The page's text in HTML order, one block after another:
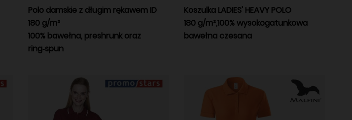
Polo damskie z długim rękawem ID
180 g/m²
100% bawełna, preshrunk oraz
ring‑spun
Koszulka LADIES' HEAVY POLO
180 g/m²,100% wysokogatunkowa
bawełna czesana